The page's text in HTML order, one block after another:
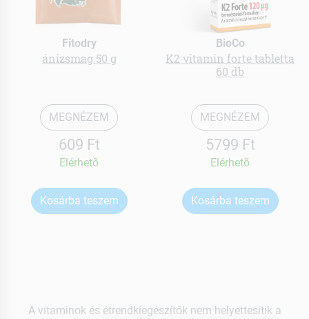
Fitodry
ánizsmag 50 g
MEGNÉZEM
609 Ft
Elérhetõ
Kosárba teszem
BioCo
K2 vitamin forte tabletta
60 db
MEGNÉZEM
5799 Ft
Elérhetõ
Kosárba teszem
A vitaminok és étrendkiegészítők nem helyettesítik a